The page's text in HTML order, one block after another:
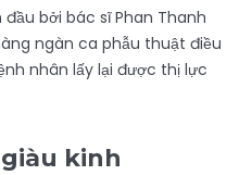
bởi bác sĩ Phan Thanh
ngàn ca phẫu thuật điều
nhân lấy lại được thị lực
giàu kinh